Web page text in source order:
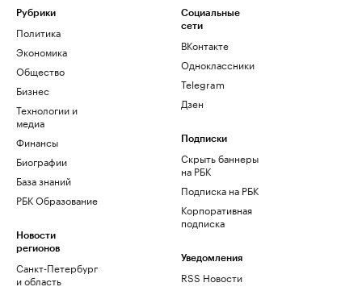
Рубрики
Политика
Экономика
Общество
Бизнес
Технологии и
медиа
Финансы
Биографии
База знаний
РБК Образование
Новости
регионов
Санкт-Петербург
и область
Социальные
сети
ВКонтакте
Одноклассники
Telegram
Дзен
Подписки
Скрыть баннеры
на РБК
Подписка на РБК
Корпоративная
подписка
Уведомления
RSS Новости